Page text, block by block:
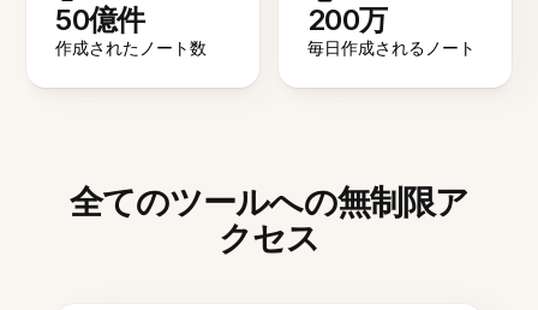
50億件
作成されたノート数
200万
毎日作成されるノート
全てのツールへの無制限ア
クセス